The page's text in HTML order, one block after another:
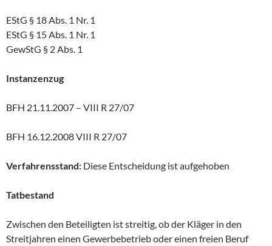
EStG § 18 Abs. 1 Nr. 1
EStG § 15 Abs. 1 Nr. 1
GewStG § 2 Abs. 1
Instanzenzug
BFH 21.11.2007 – VIII R 27/07
BFH 16.12.2008 VIII R 27/07
Verfahrensstand: Diese Entscheidung ist aufgehoben
Tatbestand
Zwischen den Beteiligten ist streitig, ob der Kläger in den
Streitjahren einen Gewerbebetrieb oder einen freien Beruf